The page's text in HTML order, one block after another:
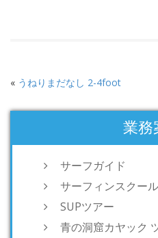
« うねりまだなし 2-4foot
業務
サーフガイド
サーフィンスクール
SUPツアー
青の洞窟カヤック